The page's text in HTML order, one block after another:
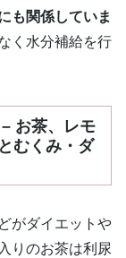
も関係していま
く水分補給を行
お茶、レモ
むくみ・ダ
がダイエットや
りのお茶は利尿